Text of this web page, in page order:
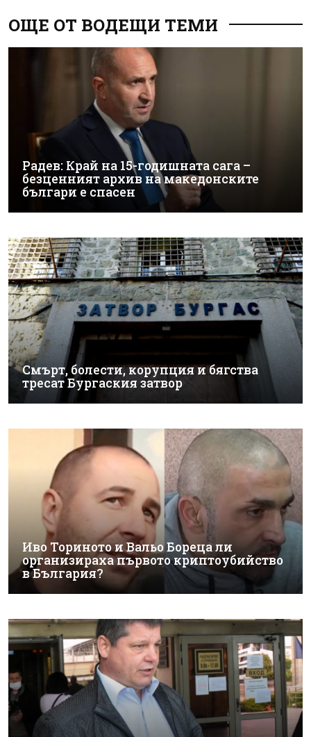
ОЩЕ ОТ ВОДЕЩИ ТЕМИ
Радев: Край на 15-годишната сага –
безценният архив на македонските
българи е спасен
Смърт, болести, корупция и бягства
тресат Бургаския затвор
Иво Ториното и Вальо Бореца ли
организираха първото криптоубийство
в България?